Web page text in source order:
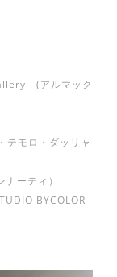
(アルマック
モロ・ダッリャ
ーティ）
BYCOLOR